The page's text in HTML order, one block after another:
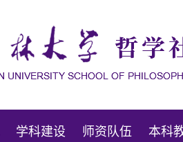
学科建设 师资队伍 本科